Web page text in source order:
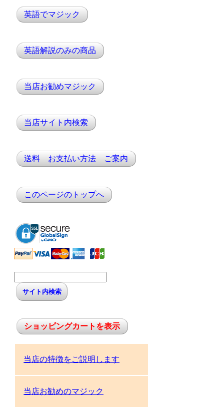
英語でマジック
英語解説のみの商品
当店お勧めマジック
当店サイト内検索
送料 お支払い方法 ご案内
このページのトップへ
ショッピングカートを表示
当店の特徴をご説明します
当店お勧めのマジック